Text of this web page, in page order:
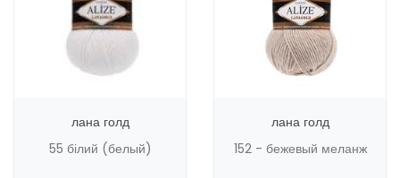
лана голд
55 білий (белый)
лана голд
152 - бежевый меланж